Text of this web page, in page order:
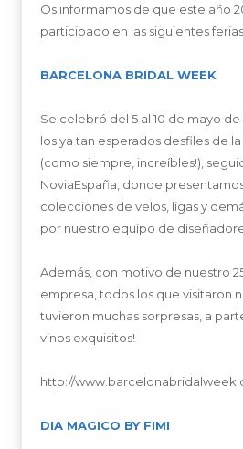
Os informamos de que este año
participado en las siguientes
BARCELONA BRIDAL WEEK
Se celebró del 5 al 10 de mayo de
los ya tan esperados desfiles de
(como siempre, increíbles!),
NoviaEspaña, donde
colecciones de velos, ligas y
por nuestro equipo de
Además, con motivo de nuestro
empresa, todos los que visitaron
tuvieron muchas sorpresas, a
vinos exquisitos!
http://
DIA MAGICO BY FIMI